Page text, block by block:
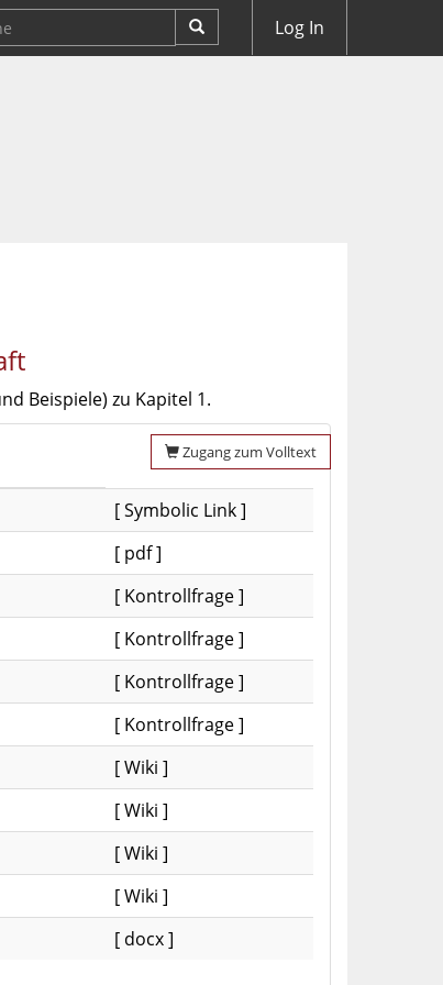
Log In
Beispiele) zu Kapitel 1.
Zugang zum Volltext
[ Symbolic Link ]
[ pdf ]
[ Kontrollfrage ]
[ Kontrollfrage ]
[ Kontrollfrage ]
[ Kontrollfrage ]
[ Wiki ]
[ Wiki ]
[ Wiki ]
[ Wiki ]
[ docx ]